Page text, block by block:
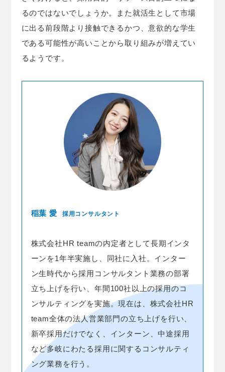
るのではないでしょうか。また就活生として市場
に出る前段階より接触できるかつ、意欲的な学生
である可能性が高いことから取り組みが増えてい
るようです。
稲葉 愛 採用コンサルタント
株式会社HR teamの内定者として長期インタ
ーンを1年半実施し、同社に入社。インター
ン生時代から採用コンサルタント業務の部署
立ち上げを行い、年間100社以上の採用のコ
ンサルティングを実施。現在は、株式会社HR
team全体の法人営業部門の立ち上げを行い、
新卒採用だけでなく、インターン、中途採用
など多岐にわたる採用に関するコンサルティ
ング業務を行う。